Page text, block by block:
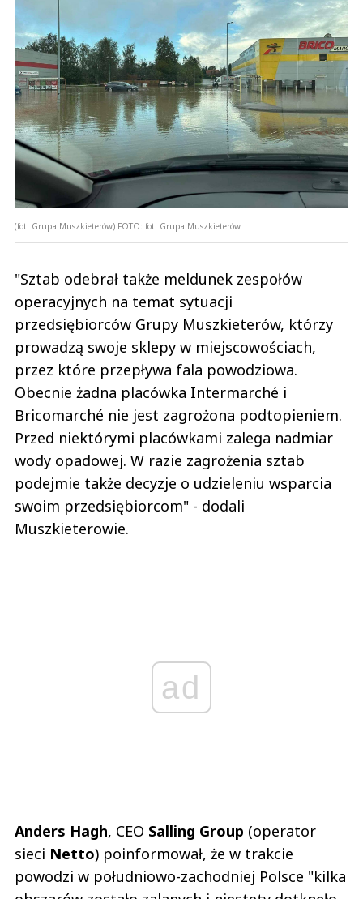
(fot. Grupa Muszkieterów) FOTO: fot. Grupa Muszkieterów
"Sztab odebrał także meldunek zespołów
operacyjnych na temat sytuacji
przedsiębiorców Grupy Muszkieterów, którzy
prowadzą swoje sklepy w miejscowościach,
przez które przepływa fala powodziowa.
Obecnie żadna placówka Intermarché i
Bricomarché nie jest zagrożona podtopieniem.
Przed niektórymi placówkami zalega nadmiar
wody opadowej. W razie zagrożenia sztab
podejmie także decyzje o udzieleniu wsparcia
swoim przedsiębiorcom" - dodali
Muszkieterowie.
ad
Anders Hagh, CEO Salling Group (operator
sieci Netto) poinformował, że w trakcie
powodzi w południowo-zachodniej Polsce "kilka